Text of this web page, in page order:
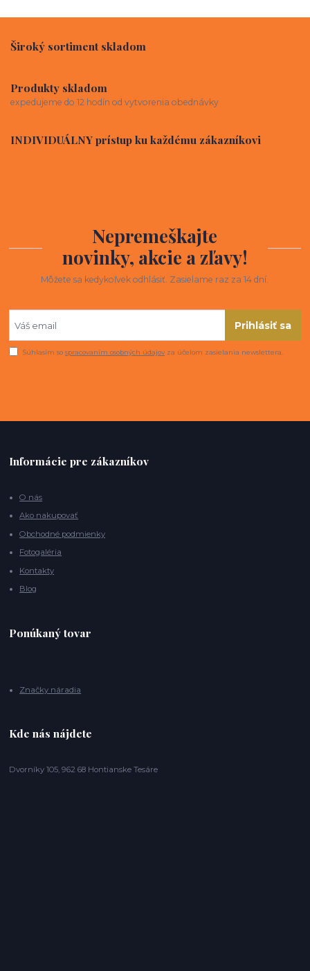
Široký sortiment skladom
Produkty skladom
expedujeme do 12 hodín od vytvorenia obednávky
INDIVIDUÁLNY prístup ku každému zákazníkovi
Nepremeškajte
novinky, akcie a zľavy!
Môžete sa kedykoľvek odhlásiť. Zasielame raz za 14 dní.
Prihlásiť sa
Súhlasím sospracovaním osobných údajov za účelom zasielania newslettera.
Informácie pre zákazníkov
O nás
Ako nakupovať
Obchodné podmienky
Fotogaléria
Kontakty
Blog
Ponúkaný tovar
Značky náradia
Kde nás nájdete
Dvorníky 105, 962 68 Hontianske Tesáre